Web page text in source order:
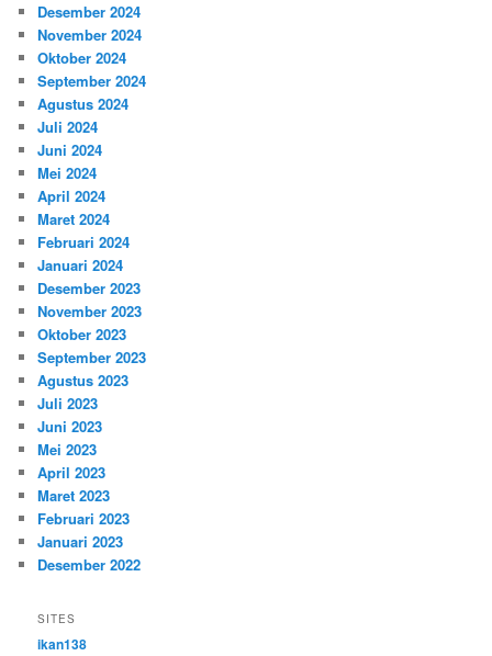
Desember 2024
November 2024
Oktober 2024
September 2024
Agustus 2024
Juli 2024
Juni 2024
Mei 2024
April 2024
Maret 2024
Februari 2024
Januari 2024
Desember 2023
November 2023
Oktober 2023
September 2023
Agustus 2023
Juli 2023
Juni 2023
Mei 2023
April 2023
Maret 2023
Februari 2023
Januari 2023
Desember 2022
SITES
ikan138